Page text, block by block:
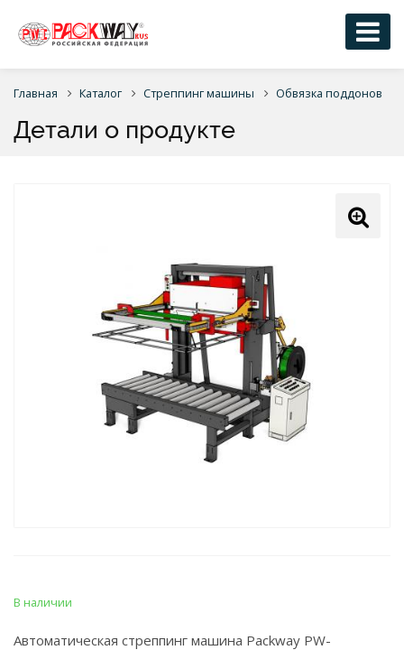
Главная Каталог Стреппинг машины Обвязка поддонов
Детали о продукте
В наличии
Автоматическая стреппинг машина Packway PW-